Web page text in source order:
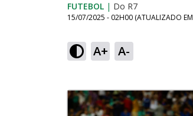
FUTEBOL | Do R7
15/07/2025 - 02H00 (ATUALIZADO EM
A+ A-